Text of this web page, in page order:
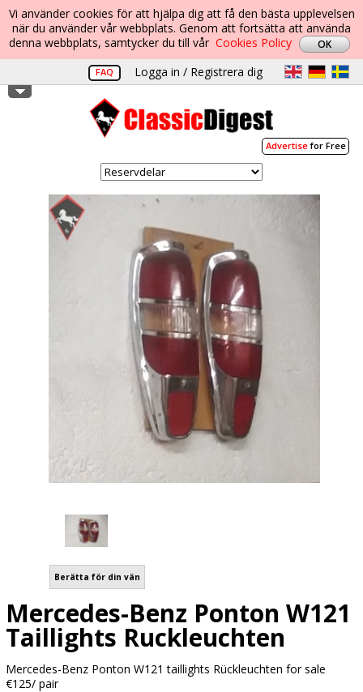
Vi använder cookies för att hjälpa dig att få den bästa upplevelsen
när du använder vår webbplats. Genom att fortsätta att använda
denna webbplats, samtycker du till vår Cookies Policy
FAQ Logga in / Registrera dig
Advertisefor Free
Berätta för din vän
Mercedes-Benz Ponton W121
Taillights Ruckleuchten
Mercedes-Benz Ponton W121 taillights Rückleuchten for sale
€125/ pair